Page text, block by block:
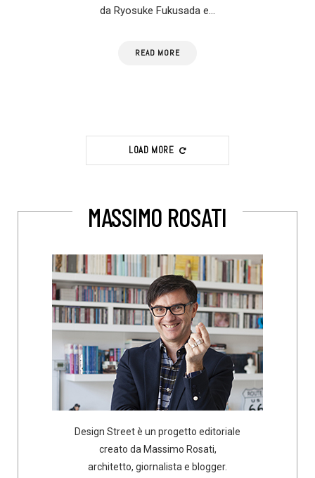
da Ryosuke Fukusada e…
READ MORE
LOAD MORE
MASSIMO ROSATI
Design Street è un progetto editoriale
creato da Massimo Rosati,
architetto, giornalista e blogger.